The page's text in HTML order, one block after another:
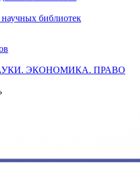
библиотек
ЭКОНОМИКА. ПРАВО